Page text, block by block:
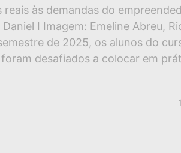
às demandas do
I Imagem: Emeline Abreu,
de 2025, os alunos do
foram desafiados a colocar em